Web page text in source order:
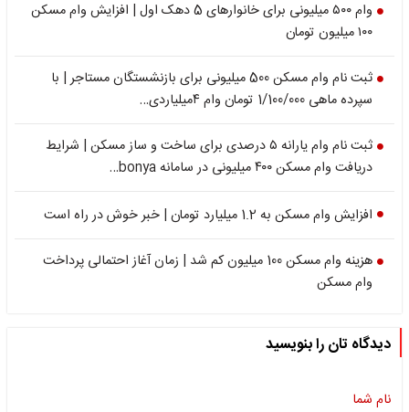
وام ۵۰۰ میلیونی برای خانوارهای 5 دهک اول | افزایش وام مسکن
۱۰۰ میلیون تومان
ثبت نام وام مسکن 500 میلیونی برای بازنشستگان مستاجر | با
سپرده ماهی 1/100/000 تومان وام ۴میلیاردی…
ثبت نام وام یارانه ۵ درصدی برای ساخت و ساز مسکن | شرایط
دریافت وام مسکن ۴۰۰ میلیونی در سامانه bonya…
افزایش وام مسکن به 1.2 میلیارد تومان | خبر خوش در راه است
هزینه وام مسکن 100 میلیون کم شد | زمان آغاز احتمالی پرداخت
وام مسکن
دیدگاه تان را بنویسید
نام شما